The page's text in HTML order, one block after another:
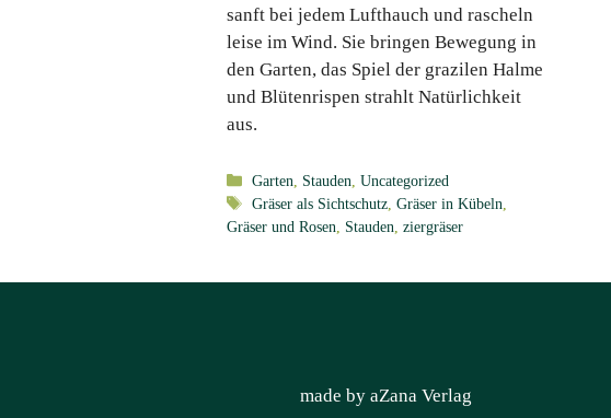
sanft bei jedem Lufthauch und rascheln
leise im Wind. Sie bringen Bewegung in
den Garten, das Spiel der grazilen Halme
und Blütenrispen strahlt Natürlichkeit
aus.
Kategorien
Garten Stauden ,Uncategorized
Schlagwörter
Gräser als Sichtschutz ,Gräser in Kübeln
Gräser und Rosen
Stauden ziergräser
made by aZana Verlag